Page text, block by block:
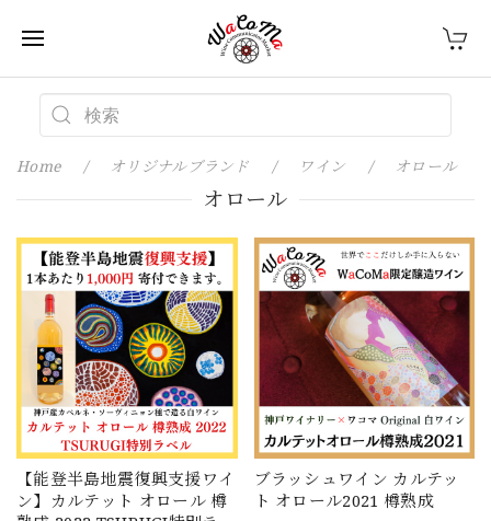
Home オリジナルブランド ワイン オロール
オロール
【能登半島地震復興支援ワイ
ン】カルテット オロール 樽
ブラッシュワイン カルテッ
ト オロール2021 樽熟成